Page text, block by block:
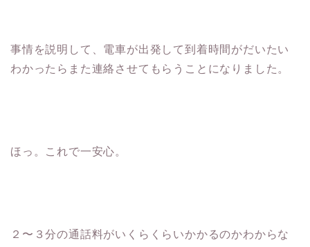
事情を説明して、電車が出発して到着時間がだいたい
わかったらまた連絡させてもらうことになりました。
ほっ。これで一安心。
２〜３分の通話料がいくらくらいかかるのかわからな